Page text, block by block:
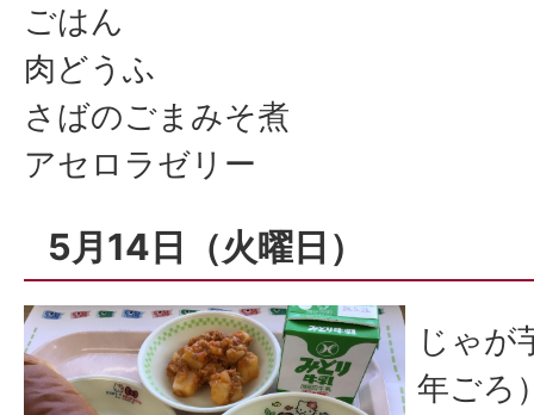
ごはん
肉どうふ
さばのごまみそ煮
アセロラゼリー
5月14日（火曜日）
じゃが
年ごろ